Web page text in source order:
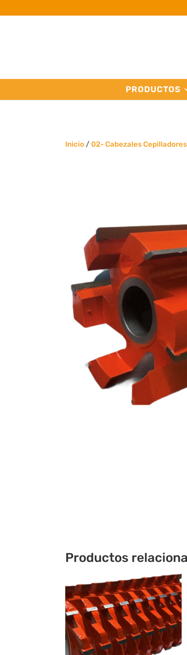
PRODUCTOS
Inicio /02- Cabezales Cepilladores
Productos